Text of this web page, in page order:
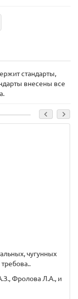
стандарты,
внесены все
чугунных
Фролова Л.А., и